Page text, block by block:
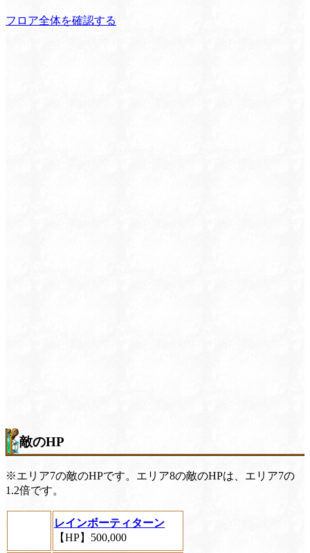
フロア全体を確認する
敵のHP
※エリア7の敵のHPです。エリア8の敵のHPは、エリア7の
1.2倍です。
レインボーティターン
【HP】500,000